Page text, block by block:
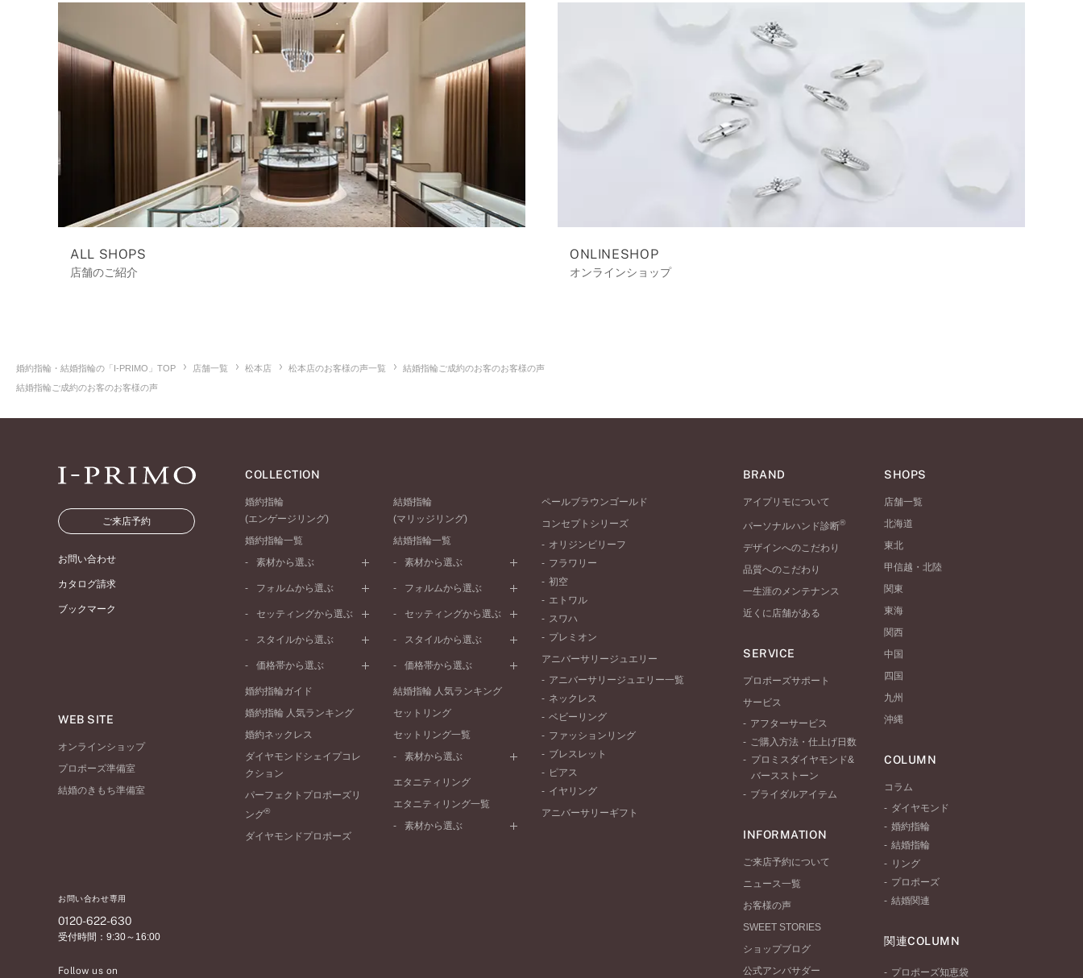
ALL SHOPS
店舗のご紹介
ONLINESHOP
オンラインショップ
婚約指輪・結婚指輪の「I-PRIMO」TOP 店舗一覧 松本店 松本店のお客様の声一覧
結婚指輪ご成約のお客のお客様の声
結婚指輪ご成約のお客のお客様の声
ご来店予約
お問い合わせ
カタログ請求
ブックマーク
WEB SITE
オンラインショップ
プロポーズ準備室
結婚のきもち準備室
お問い合わせ専用
0120-622-630
受付時間：9:30～16:00
Follow us on
COLLECTION
婚約指輪
(エンゲージリング)
婚約指輪一覧
素材から選ぶ
プラチナ
ピンクゴールド
ペールブラウンゴールド
フォルムから選ぶ
ストレートライン
V字ライン
セッティングから選ぶ
ソリテール
ダブルサイドメレ
ラインメレ
スタイルから選ぶ
シンプル
モード
エレガント
ゴージャス
価格帯から選ぶ
50万円台～
20万円台～
10万円台～
婚約指輪ガイド
婚約指輪 人気ランキング
婚約ネックレス
ダイヤモンドシェイプコレ
クション
パーフェクトプロポーズリ
ング®
ダイヤモンドプロポーズ
結婚指輪
(マリッジリング)
結婚指輪一覧
素材から選ぶ
プラチナ
ピンクゴールド
ペールブラウンゴールド
フォルムから選ぶ
ストレートライン
V字ライン
セッティングから選ぶ
プレーン
セベラルメレ
ラインメレ
スタイルから選ぶ
シンプル
モード
エレガント
ゴージャス
価格帯から選ぶ
50万円～
20万円～30万円
10万円～20万円
結婚指輪 人気ランキング
セットリング
セットリング一覧
素材から選ぶ
プラチナ
ペールブラウンゴールド
エタニティリング
エタニティリング一覧
素材から選ぶ
ペールブラウンゴールド
コンセプトシリーズ
オリジンビリーフ
フラワリー
初空
エトワル
スワハ
プレミオン
アニバーサリージュエリー
アニバーサリージュエリー一覧
ネックレス
ベビーリング
ファッションリング
ブレスレット
ピアス
イヤリング
アニバーサリーギフト
BRAND
アイプリモについて
パーソナルハンド診断®
デザインへのこだわり
品質へのこだわり
一生涯のメンテナンス
近くに店舗がある
SERVICE
プロポーズサポート
サービス
アフターサービス
ご購入方法・仕上げ日数
プロミスダイヤモンド&
バースストーン
ブライダルアイテム
INFORMATION
ご来店予約について
ニュース一覧
お客様の声
SWEET STORIES
ショップブログ
公式アンバサダー
SHOPS
店舗一覧
北海道
東北
甲信越・北陸
関東
東海
関西
中国
四国
九州
沖縄
COLUMN
コラム
ダイヤモンド
婚約指輪
結婚指輪
リング
プロポーズ
結婚関連
関連COLUMN
プロポーズ知恵袋